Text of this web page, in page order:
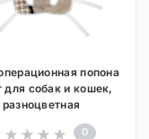
попона
для собак и кошек,
разноцветная
0